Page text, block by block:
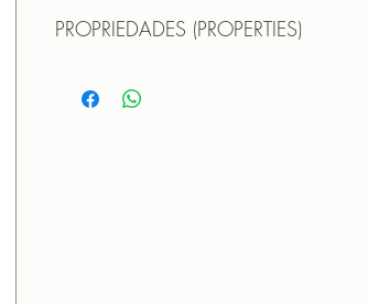
PROPRIEDADES (PROPERTIES)
TAMANHO (SIZE) : 8,1cm X9,5cm